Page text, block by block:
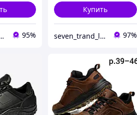
Термобелья 95%
Купить
seven_trand_look 97%